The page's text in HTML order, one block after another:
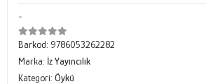
-
Barkod: 9786053262282
Marka: İz Yayıncılık
Kategori: Öykü